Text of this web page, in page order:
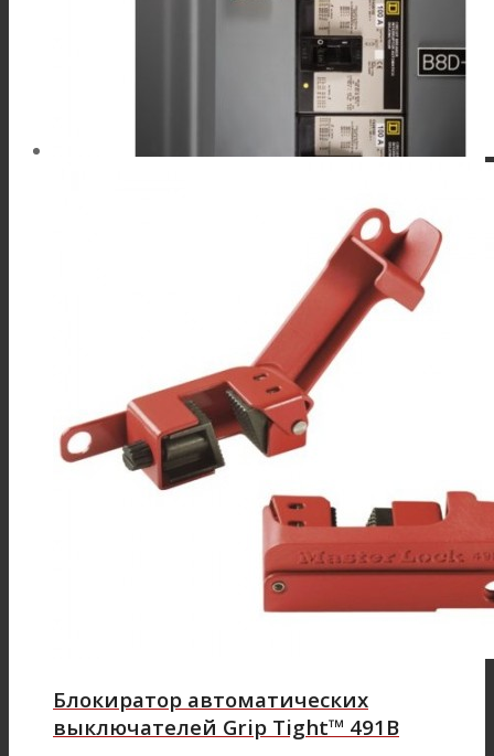
Блокиратор автоматических
выключателей Grip Tight™ 491B